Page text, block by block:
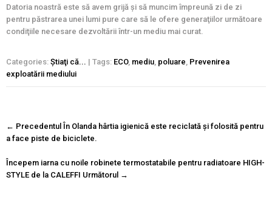
Datoria noastră este să avem grijă și să muncim împreună zi de zi
pentru păstrarea unei lumi pure care să le ofere generaţiilor următoare
condiţiile necesare dezvoltării într-un mediu mai curat.
Categories: Ştiaţi că... | Tags: ECO, mediu, poluare, Prevenirea
exploatării mediului
Navigare
postare
← Precedentul În Olanda hârtia igienică este reciclată și folosită pentru
a face piste de biciclete.
Începem iarna cu noile robinete termostatabile pentru radiatoare HIGH-
STYLE de la CALEFFI Următorul →